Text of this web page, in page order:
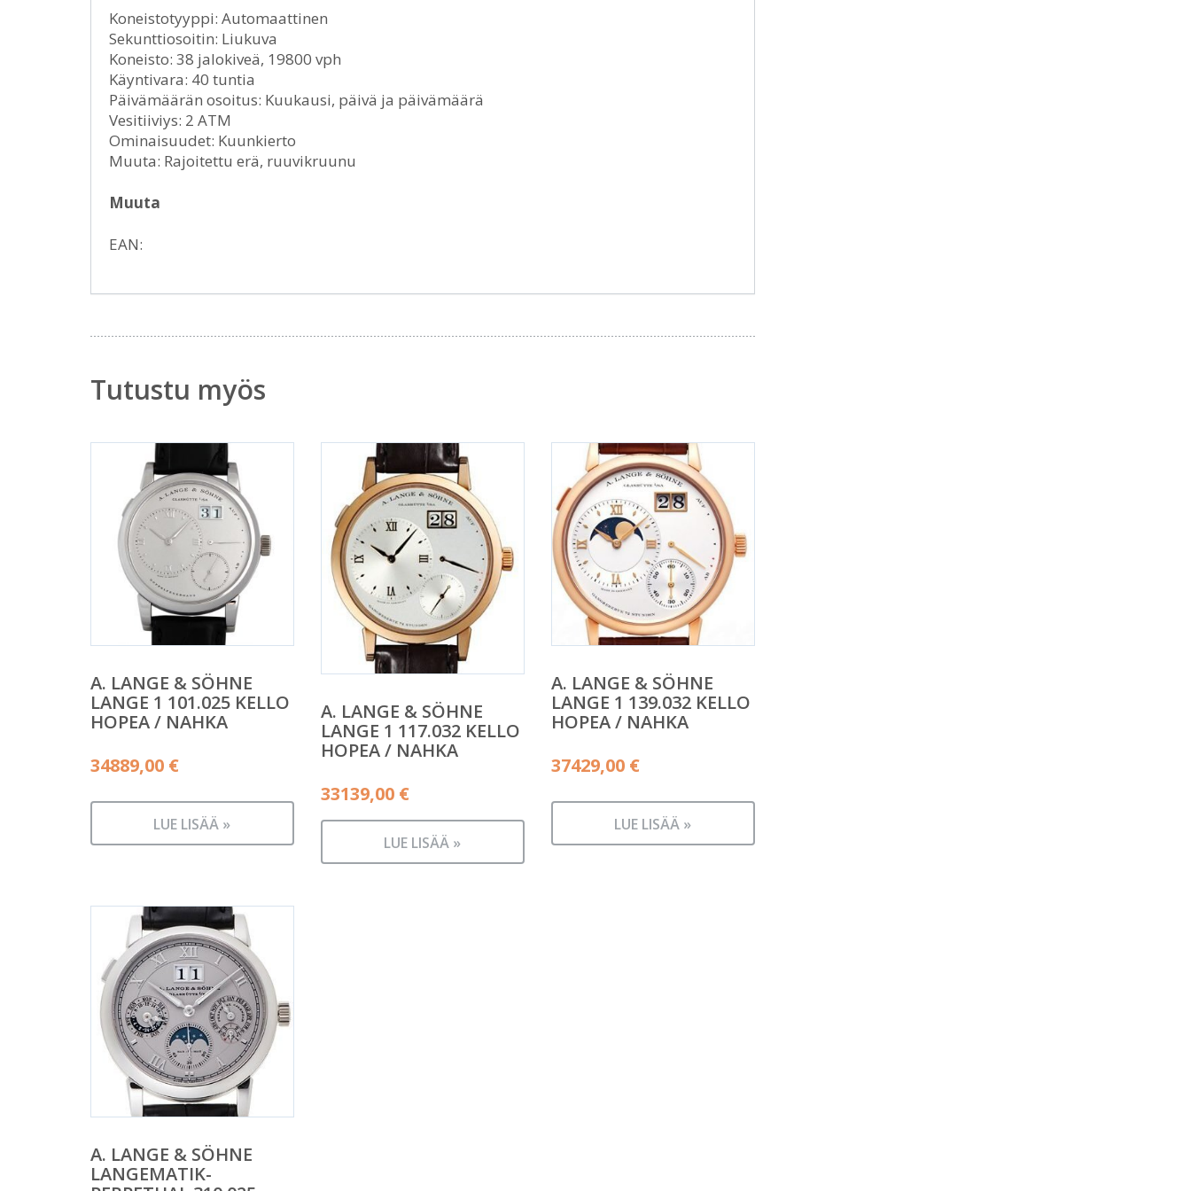
Koneistotyyppi: Automaattinen
Sekunttiosoitin: Liukuva
Koneisto: 38 jalokiveä, 19800 vph
Käyntivara: 40 tuntia
Päivämäärän osoitus: Kuukausi, päivä ja päivämäärä
Vesitiiviys: 2 ATM
Ominaisuudet: Kuunkierto
Muuta: Rajoitettu erä, ruuvikruunu
Muuta
EAN:
Tutustu myös
A. LANGE & SÖHNE
LANGE 1 101.025 KELLO
HOPEA / NAHKA
34889,00 €
LUE LISÄÄ »
A. LANGE & SÖHNE
LANGE 1 117.032 KELLO
HOPEA / NAHKA
33139,00 €
LUE LISÄÄ »
A. LANGE & SÖHNE
LANGE 1 139.032 KELLO
HOPEA / NAHKA
37429,00 €
LUE LISÄÄ »
A. LANGE & SÖHNE
LANGEMATIK-